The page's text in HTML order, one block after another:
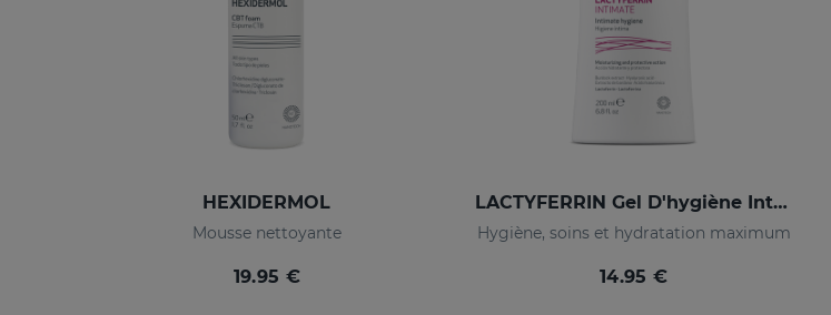
HEXIDERMOL
Mousse nettoyante
19.95 €
LACTYFERRIN Gel D'hygiène Intime 200 Ml
Hygiène, soins et hydratation maximum
14.95 €